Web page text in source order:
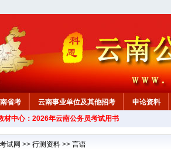
省考 云南事业单位及其他招考
申论资料
材中心：2026年云南公务员考试用书
试网 >> 行测资料 >> 言语